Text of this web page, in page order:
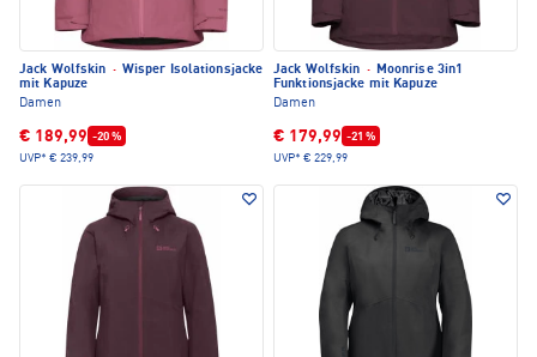
Jack Wolfskin · Wisper Isolationsjacke
mit Kapuze
Damen
€ 189,99 -20 %
UVP* € 239,99
Jack Wolfskin · Moonrise 3in1
Funktionsjacke mit Kapuze
Damen
€ 179,99 -21 %
UVP* € 229,99